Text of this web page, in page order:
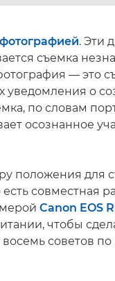
. Эти
съемка
— это
уведомления о
по словам
осознанное
положения для
совместная
Canon EOS
чтобы
восемь советов по